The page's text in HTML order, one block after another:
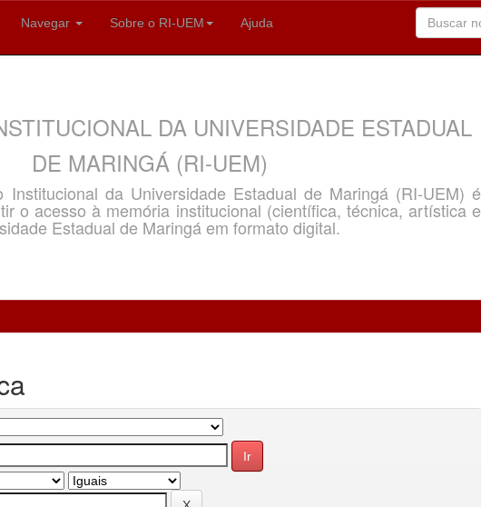
Navegar Sobre o RI-UEM Ajuda
DA UNIVERSIDADE ESTADUAL
DE MARINGÁ (RI-UEM)
Institucional da Universidade Estadual de Maringá (RI-UEM) é
o acesso à memória institucional (científica, técnica, artística e
Estadual de Maringá em formato digital.